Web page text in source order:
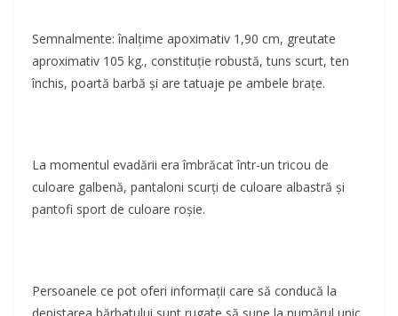
Semnalmente: înalțime apoximativ 1,90 cm, greutate
aproximativ 105 kg., constituție robustă, tuns scurt, ten
închis, poartă barbă și are tatuaje pe ambele brațe.
La momentul evadării era îmbrăcat într-un tricou de
culoare galbenă, pantaloni scurți de culoare albastră și
pantofi sport de culoare roșie.
Persoanele ce pot oferi informații care să conducă la